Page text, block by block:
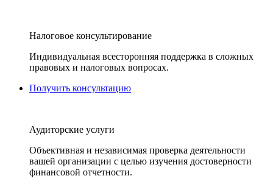
Налоговое консультирование
Индивидуальная всесторонняя поддержка в сложных
правовых и налоговых вопросах.
Получить консультацию
Аудиторские услуги
Объективная и независимая проверка деятельности
вашей организации с целью изучения достоверности
финансовой отчетности.